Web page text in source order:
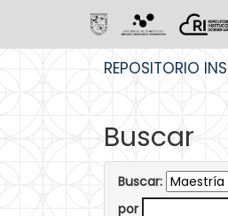
REPOSITORIO
Buscar
Buscar:
por